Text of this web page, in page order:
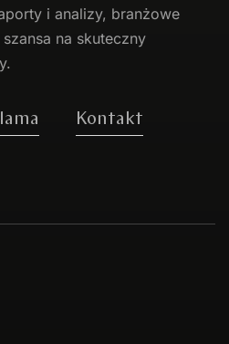
i analizy, branżowe
na skuteczny
Kontakt